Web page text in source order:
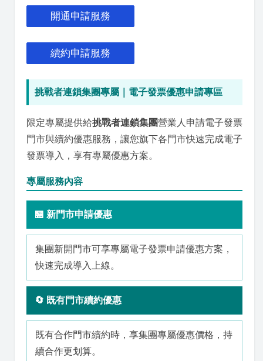
開通申請服務
續約申請服務
挑戰者連鎖集團專屬｜電子發票優惠申請專區
限定專屬提供給挑戰者連鎖集團營業人申請電子發票
門市與續約優惠服務，讓您旗下各門市快速完成電子
發票導入，享有專屬優惠方案。
專屬服務內容
🏪 新門市申請優惠
集團新開門市可享專屬電子發票申請優惠方案，
快速完成導入上線。
🔄 既有門市續約優惠
既有合作門市續約時，享集團專屬優惠價格，持
續合作更划算。